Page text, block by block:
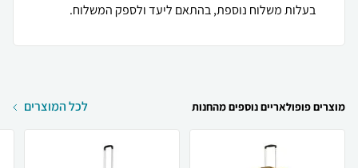
בעלות משלוח נוספת, בהתאם ליעד ולספק המשלוח.
מוצרים פופולאריים נוספים מהחנות לכל המוצרים